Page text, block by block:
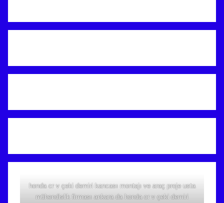
honda cr v çeki demiri kancası montajı ve araç proje usta
mühendislik firması ankara da honda cr v çeki demiri